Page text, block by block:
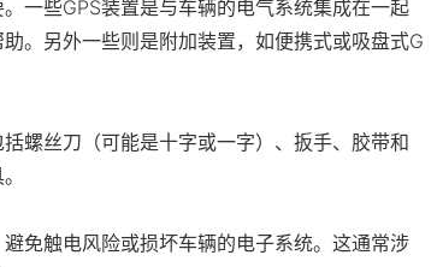
一些GPS装置是与车辆的电气系统集成在一起
。另外一些则是附加装置，如便携式或吸盘式G
螺丝刀（可能是十字或一字）、扳手、胶带和
免触电风险或损坏车辆的电子系统。这通常涉